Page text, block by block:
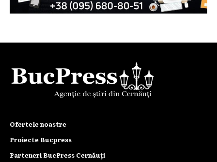
Ofertele noastre
Proiecte Bucpress
Parteneri BucPress Cernăuți